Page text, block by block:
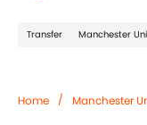
Transfer Manchester
Home / Manchester